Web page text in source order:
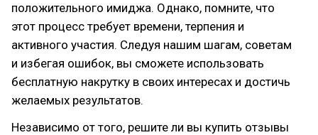
положительного имиджа. Однако, помните, что
этот процесс требует времени, терпения и
активного участия. Следуя нашим шагам, советам
и избегая ошибок, вы сможете использовать
бесплатную накрутку в своих интересах и достичь
желаемых результатов.
Независимо от того, решите ли вы купить отзывы